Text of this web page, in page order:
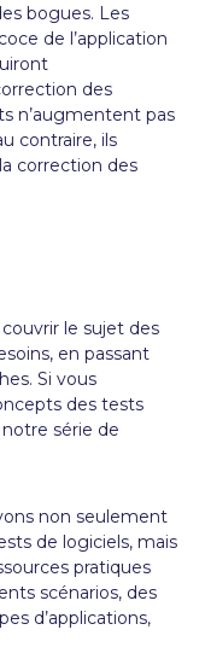
bogues. Les
de l’application
des
n’augmentent pas
contraire, ils
correction des
le sujet des
en passant
Si vous
des tests
série de
non seulement
de logiciels, mais
pratiques
scénarios, des
d’applications,